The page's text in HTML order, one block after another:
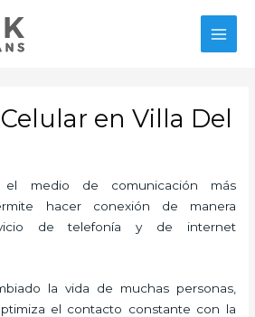
en Villa Del
el medio de comunicación más
hacer conexión de manera
de telefonía y de internet
la vida de muchas personas,
el contacto constante con la